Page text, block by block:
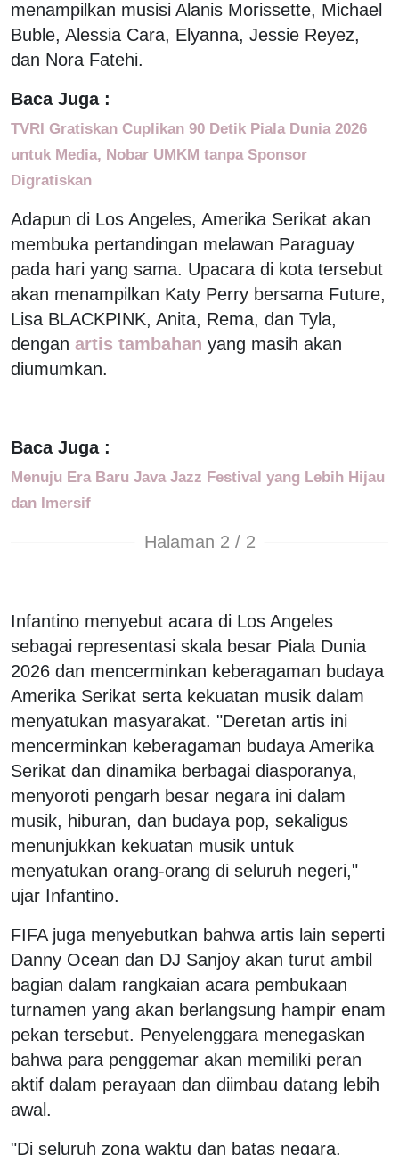
menampilkan musisi Alanis Morissette, Michael
Buble, Alessia Cara, Elyanna, Jessie Reyez,
dan Nora Fatehi.
Baca Juga :
TVRI Gratiskan Cuplikan 90 Detik Piala Dunia 2026
untuk Media, Nobar UMKM tanpa Sponsor
Digratiskan
Adapun di Los Angeles, Amerika Serikat akan
membuka pertandingan melawan Paraguay
pada hari yang sama. Upacara di kota tersebut
akan menampilkan Katy Perry bersama Future,
Lisa BLACKPINK, Anita, Rema, dan Tyla,
dengan artis tambahan yang masih akan
diumumkan.
Baca Juga :
Menuju Era Baru Java Jazz Festival yang Lebih Hijau
dan Imersif
Halaman 2 / 2
Infantino menyebut acara di Los Angeles
sebagai representasi skala besar Piala Dunia
2026 dan mencerminkan keberagaman budaya
Amerika Serikat serta kekuatan musik dalam
menyatukan masyarakat. "Deretan artis ini
mencerminkan keberagaman budaya Amerika
Serikat dan dinamika berbagai diasporanya,
menyoroti pengarh besar negara ini dalam
musik, hiburan, dan budaya pop, sekaligus
menunjukkan kekuatan musik untuk
menyatukan orang-orang di seluruh negeri,"
ujar Infantino.
FIFA juga menyebutkan bahwa artis lain seperti
Danny Ocean dan DJ Sanjoy akan turut ambil
bagian dalam rangkaian acara pembukaan
turnamen yang akan berlangsung hampir enam
pekan tersebut. Penyelenggara menegaskan
bahwa para penggemar akan memiliki peran
aktif dalam perayaan dan diimbau datang lebih
awal.
"Di seluruh zona waktu dan batas negara,